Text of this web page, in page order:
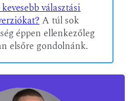
választási
A túl sok
éppen ellenkezőleg
elsőre gondolnánk.